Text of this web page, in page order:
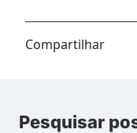
Compartilhar
Pesquisar